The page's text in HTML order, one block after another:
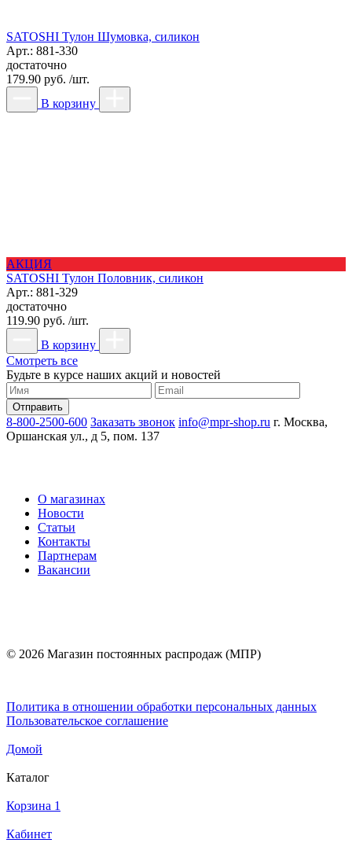
SATOSHI Тулон Шумовка, силикон
Арт.: 881-330
достаточно
179.90 руб. /шт.
В корзину
АКЦИЯ
SATOSHI Тулон Половник, силикон
Арт.: 881-329
достаточно
119.90 руб. /шт.
В корзину
Смотреть все
Будьте в курсе наших акций и новостей
8-800-2500-600 Заказать звонок info@mpr-shop.ru г. Москва,
Оршанская ул., д 5, пом. 137
О магазинах
Новости
Статьи
Контакты
Партнерам
Вакансии
© 2026 Магазин постоянных распродаж (МПР)
Политика в отношении обработки персональных данных
Пользовательское соглашение
Домой
Каталог
Корзина 1
Кабинет